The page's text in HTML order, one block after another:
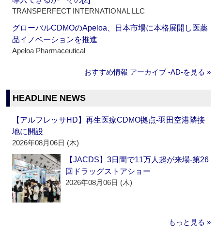
TRANSPERFECT INTERNATIONAL LLC
グローバルCDMOのApeloa、日本市場に本格展開し医薬
品イノベーションを推進
Apeloa Pharmaceutical
おすすめ情報 アーカイブ ‐AD‐を見る »
HEADLINE NEWS
【アルフレッサHD】再生医療CDMO拠点‐羽田空港隣接
地に開設
2026年08月06日 (木)
【JACDS】3日間で11万人超が来場‐第26
回ドラッグストアショー
2026年08月06日 (木)
もっと見る »